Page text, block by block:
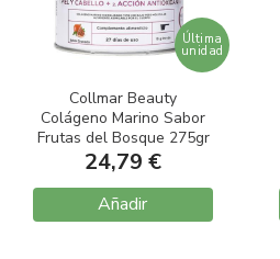
Última
unidad
Collmar Beauty
Colágeno Marino Sabor
Frutas del Bosque 275gr
24,79 €
Añadir